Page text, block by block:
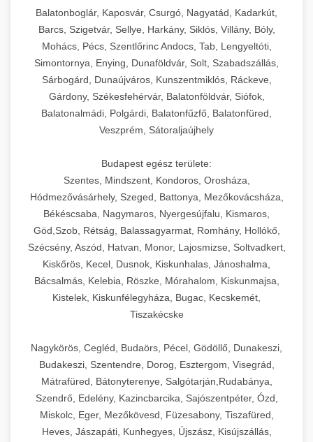
Balatonboglár, Kaposvár, Csurgó, Nagyatád, Kadarkút,
Barcs, Szigetvár, Sellye, Harkány, Siklós, Villány, Bóly,
Mohács, Pécs, Szentlőrinc Andocs, Tab, Lengyeltóti,
Simontornya, Enying, Dunaföldvár, Solt, Szabadszállás,
Sárbogárd, Dunaújváros, Kunszentmiklós, Ráckeve,
Gárdony, Székesfehérvár, Balatonföldvár, Siófok,
Balatonalmádi, Polgárdi, Balatonfűzfő, Balatonfüred,
Veszprém, Sátoraljaújhely
Budapest egész területe:
Szentes, Mindszent, Kondoros, Orosháza,
Hódmezővásárhely, Szeged, Battonya, Mezőkovácsháza,
Békéscsaba, Nagymaros, Nyergesújfalu, Kismaros,
Göd,Szob, Rétság, Balassagyarmat, Romhány, Hollókő,
Szécsény, Aszód, Hatvan, Monor, Lajosmizse, Soltvadkert,
Kiskőrös, Kecel, Dusnok, Kiskunhalas, Jánoshalma,
Bácsalmás, Kelebia, Röszke, Mórahalom, Kiskunmajsa,
Kistelek, Kiskunfélegyháza, Bugac, Kecskemét,
Tiszakécske
Nagykörös, Cegléd, Budaörs, Pécel, Gödöllő, Dunakeszi,
Budakeszi, Szentendre, Dorog, Esztergom, Visegrád,
Mátrafüred, Bátonyterenye, Salgótarján,Rudabánya,
Szendrő, Edelény, Kazincbarcika, Sajószentpéter, Ózd,
Miskolc, Eger, Mezőkövesd, Füzesabony, Tiszafüred,
Heves, Jászapáti, Kunhegyes, Újszász, Kisújszállás,